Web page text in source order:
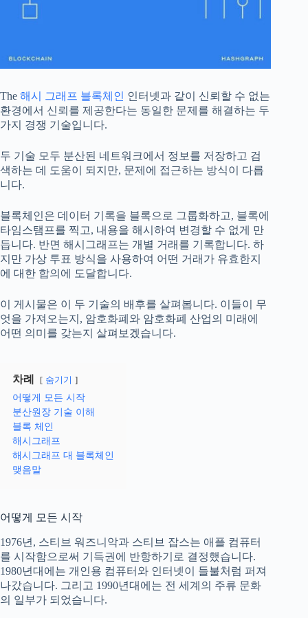
The 해시 그래프 블록체인 인터넷과 같이 신뢰할 수 없는
환경에서 신뢰를 제공한다는 동일한 문제를 해결하는 두
가지 경쟁 기술입니다.
두 기술 모두 분산된 네트워크에서 정보를 저장하고 검
색하는 데 도움이 되지만, 문제에 접근하는 방식이 다릅
니다.
블록체인은 데이터 기록을 블록으로 그룹화하고, 블록에
타임스탬프를 찍고, 내용을 해시하여 변경할 수 없게 만
듭니다. 반면 해시그래프는 개별 거래를 기록합니다. 하
지만 가상 투표 방식을 사용하여 어떤 거래가 유효한지
에 대한 합의에 도달합니다.
이 게시물은 이 두 기술의 배후를 살펴봅니다. 이들이 무
엇을 가져오는지, 암호화폐와 암호화폐 산업의 미래에
어떤 의미를 갖는지 살펴보겠습니다.
차례 숨기기
어떻게 모든 시작
분산원장 기술 이해
블록 체인
해시그래프
해시그래프 대 블록체인
맺음말
어떻게 모든 시작
1976년, 스티브 워즈니악과 스티브 잡스는 애플 컴퓨터
를 시작함으로써 기득권에 반항하기로 결정했습니다.
1980년대에는 개인용 컴퓨터와 인터넷이 들불처럼 퍼져
나갔습니다. 그리고 1990년대에는 전 세계의 주류 문화
의 일부가 되었습니다.